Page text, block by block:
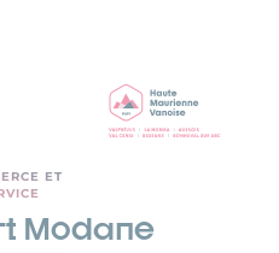
ET
Modane